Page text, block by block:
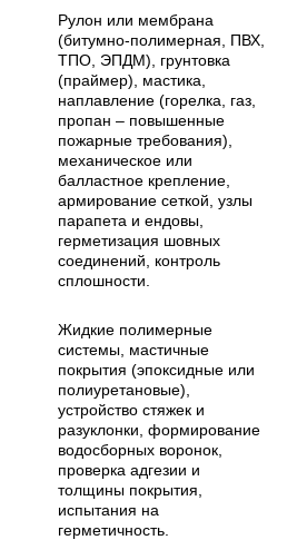
Рулон или мембрана
(битумно-полимерная, ПВХ,
ТПО, ЭПДМ), грунтовка
(праймер), мастика,
наплавление (горелка, газ,
пропан – повышенные
пожарные требования),
механическое или
балластное крепление,
армирование сеткой, узлы
парапета и ендовы,
герметизация шовных
соединений, контроль
сплошности.
Жидкие полимерные
системы, мастичные
покрытия (эпоксидные или
полиуретановые),
устройство стяжек и
разуклонки, формирование
водосборных воронок,
проверка адгезии и
толщины покрытия,
испытания на
герметичность.